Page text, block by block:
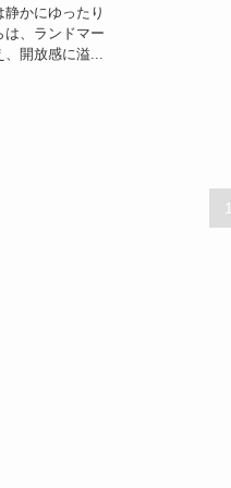
かにゆったり
は、ランドマー
開放感に溢...
1